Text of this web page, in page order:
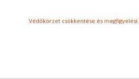
Védőkörzet csökkentése és